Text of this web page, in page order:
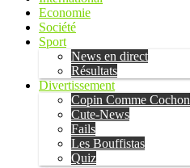
Economie
Société
Sport
News en direct
Résultats
Divertissement
Copin Comme Cochon
Cute-News
Fails
Les Bouffistas
Quiz